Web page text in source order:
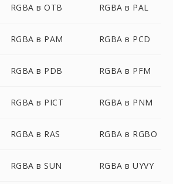
RGBA в OTB RGBA в PAL
RGBA в PAM RGBA в PCD
RGBA в PDB RGBA в PFM
RGBA в PICT RGBA в PNM
RGBA в RAS RGBA в RGBO
RGBA в SUN RGBA в UYVY